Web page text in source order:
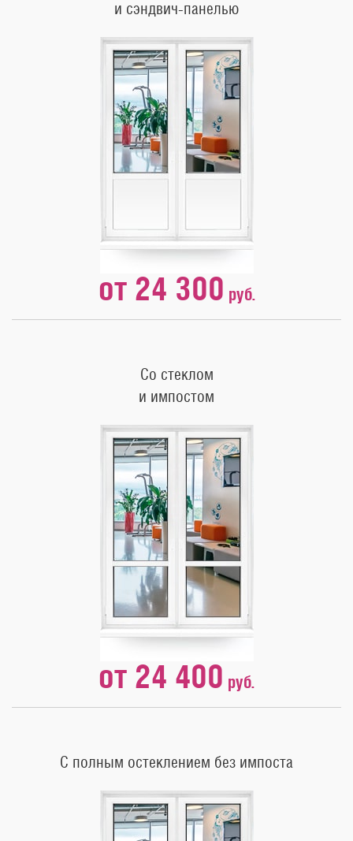
и сэндвич-панелью
от 24 300 руб.
Со стеклом
и импостом
от 24 400 руб.
С полным остеклением без импоста